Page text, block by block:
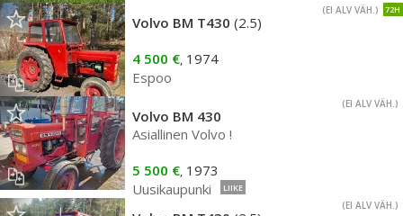
72H
(EI ALV VÄH.)
Volvo BM T430 (2.5)
4 500 €, 1974
Espoo
(EI ALV VÄH.)
Volvo BM 430
Asiallinen Volvo !
5 500 €, 1973
Uusikaupunki
LIIKE
(EI ALV VÄH.)